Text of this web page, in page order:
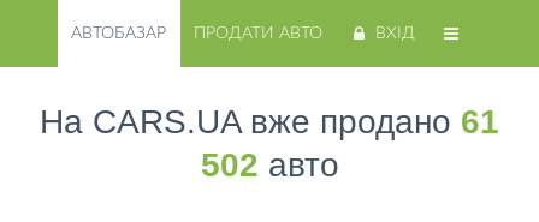
АВТОБАЗАР ПРОДАТИ АВТО ВХІД
На CARS.UA вже продано 61
502 авто